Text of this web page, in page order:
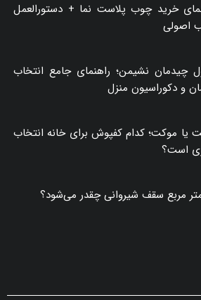
خرید چوب پلاست نما + دستورالعمل
چیدمان نشیمن؛ راهنمای جامع انتخاب
و دکوراسیون منزل
یا موکت؛ کدام کفپوش برای خانه انتخاب
است؟
مربع سقف شیروانی چقدر می‌شود؟